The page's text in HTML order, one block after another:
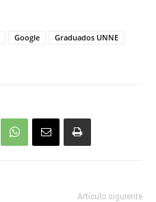
Google
Graduados UNNE
Artículo siguiente